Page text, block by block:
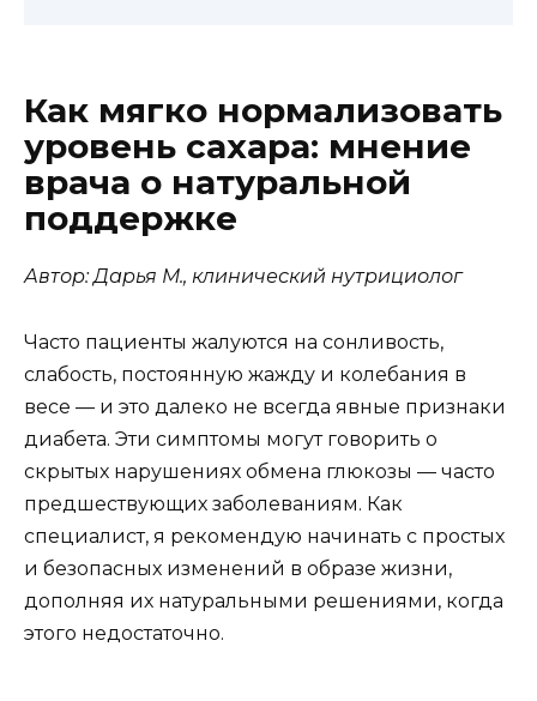
Как мягко нормализовать
уровень сахара: мнение
врача о натуральной
поддержке
Автор: Дарья М., клинический нутрициолог
Часто пациенты жалуются на сонливость,
слабость, постоянную жажду и колебания в
весе — и это далеко не всегда явные признаки
диабета. Эти симптомы могут говорить о
скрытых нарушениях обмена глюкозы — часто
предшествующих заболеваниям. Как
специалист, я рекомендую начинать с простых
и безопасных изменений в образе жизни,
дополняя их натуральными решениями, когда
этого недостаточно.